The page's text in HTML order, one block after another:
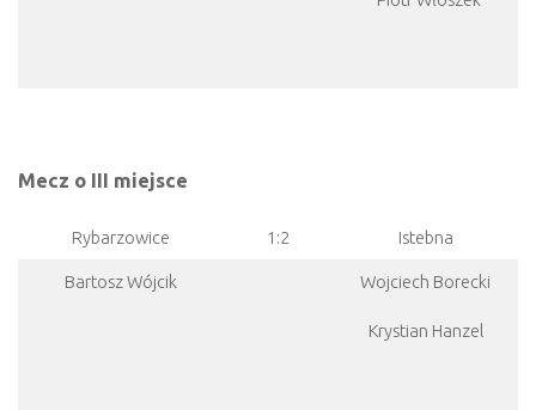
Mecz o III miejsce
Rybarzowice 1:2 Istebna
Bartosz Wójcik Wojciech Borecki
Krystian Hanzel